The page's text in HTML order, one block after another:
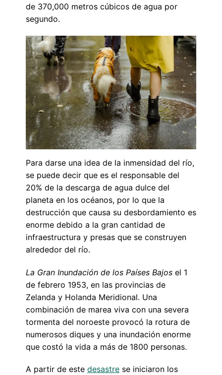
de 370,000 metros cúbicos de agua por
segundo.
Para darse una idea de la inmensidad del río,
se puede decir que es el responsable del
20% de la descarga de agua dulce del
planeta en los océanos, por lo que la
destrucción que causa su desbordamiento es
enorme debido a la gran cantidad de
infraestructura y presas que se construyen
alrededor del río.
La Gran Inundación de los Países Bajos el 1
de febrero 1953, en las provincias de
Zelanda y Holanda Meridional. Una
combinación de marea viva con una severa
tormenta del noroeste provocó la rotura de
numerosos diques y una inundación enorme
que costó la vida a más de 1800 personas.
A partir de este desastre se iniciaron los